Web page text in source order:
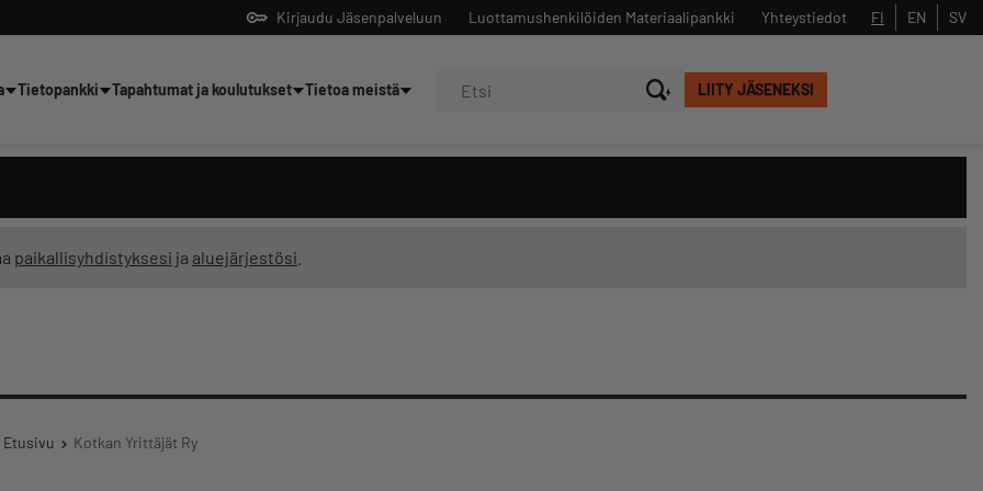
Kirjaudu Jäsenpalveluun Yhteystiedot
Luottamushenkilöiden Materiaalipankki FI EN SV
LIITY JÄSENEKSI
Tietopankki Tapahtumat ja koulutukset Tietoa meistä
paikallisyhdistyksesi ja aluejärjestösi
Etusivu Kotkan Yrittäjät Ry
Sulje
tekoälyltä